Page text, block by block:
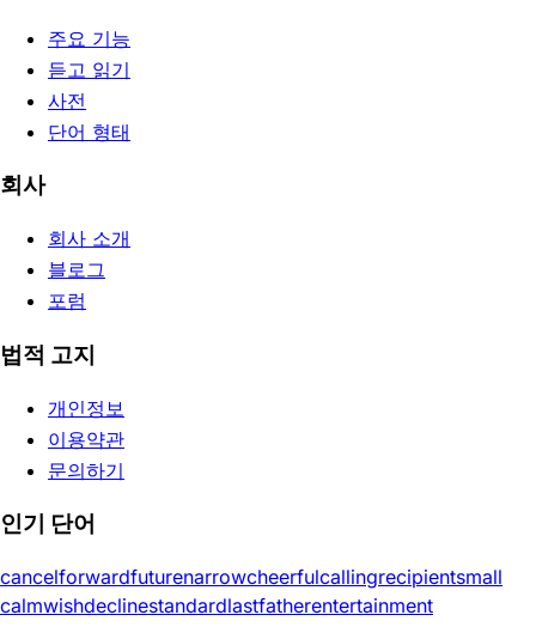
주요 기능
듣고 읽기
사전
단어 형태
회사
회사 소개
블로그
포럼
법적 고지
개인정보
이용약관
문의하기
인기 단어
cancelforwardfuturenarrowcheerfulcallingrecipientsmall
calmwishdeclinestandardlastfatherentertainment